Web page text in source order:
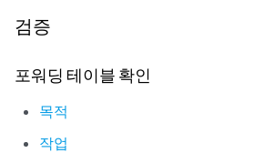
address-book {
        address FTP-servers 172.16.1.0/24;
policies {
    from-zone trust to-zone untrust {
검증
포워딩 테이블 확인
목적
작업